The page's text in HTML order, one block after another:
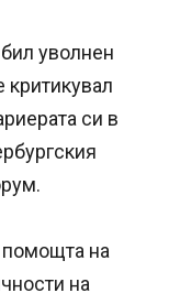
уволнен
критикувал
си в
на
на